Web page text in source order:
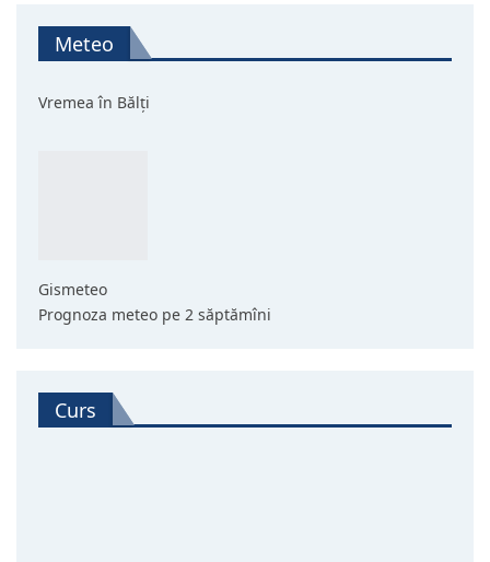
Meteo
Vremea în Bălți
Gismeteo
Prognoza meteo pe 2 săptămîni
Curs